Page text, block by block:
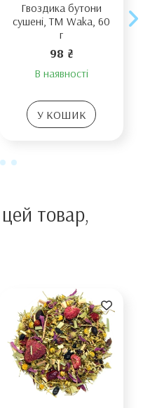
Гвоздика бутони
сушені, TM Waka, 60
г
98 ₴
В наявності
У КОШИК
товар,